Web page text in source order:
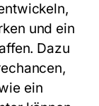
und ein
Dazu
ein